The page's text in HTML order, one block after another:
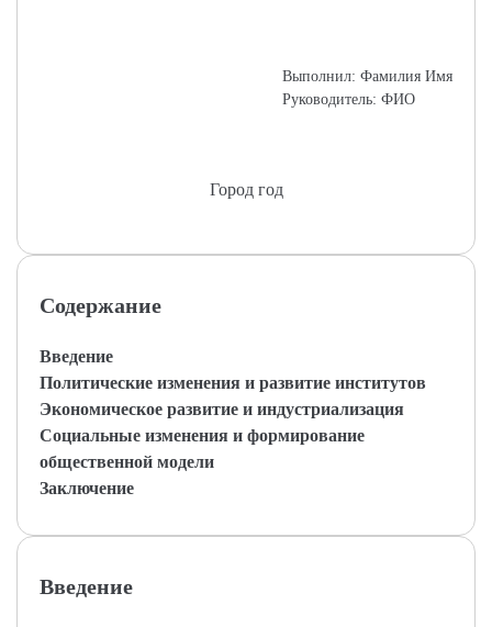
Выполнил: Фамилия Имя
Руководитель: ФИО
Город год
Содержание
Введение
Политические изменения и развитие институтов
Экономическое развитие и индустриализация
Социальные изменения и формирование
общественной модели
Заключение
Введение